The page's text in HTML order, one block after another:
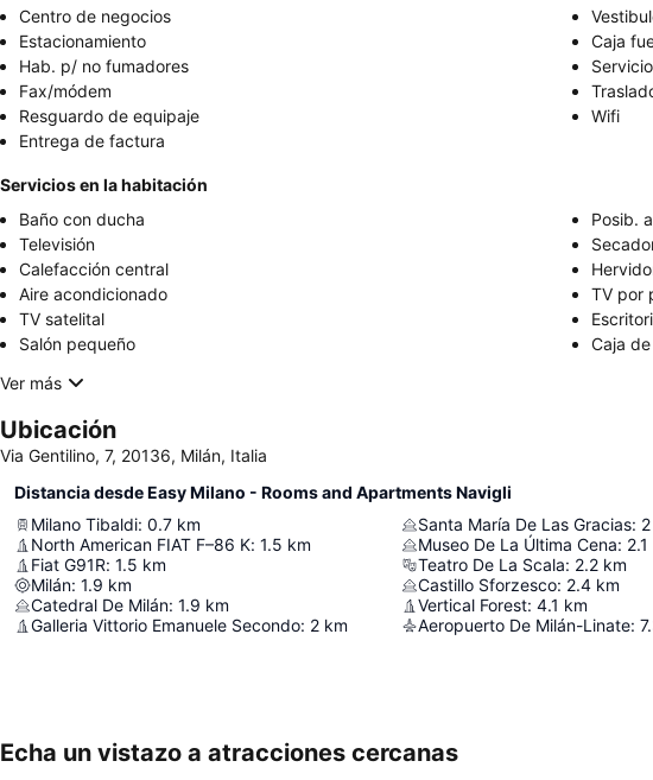
Centro de negocios
Estacionamiento
Caja
Hab. p/ no fumadores
Fax/módem
Resguardo de equipaje
Wifi
Entrega de factura
Servicios en la habitación
Baño con ducha
Posib.
Televisión
Calefacción central
Aire acondicionado
TV por
TV satelital
Salón pequeño
Caja
Ver más
Ubicación
Via Gentilino, 7, 20136, Milán, Italia
Distancia desde Easy Milano - Rooms and Apartments Navigli
Milano Tibaldi: 0.7 km
North American FIAT F–86 K: 1.5 km
Fiat G91R: 1.5 km
Milán: 1.9 km
Catedral De Milán: 1.9 km
Galleria Vittorio Emanuele Secondo: 2 km
Santa María De Las Gracias: 2
Museo De La Última Cena: 2.1
Teatro De La Scala: 2.2 km
Castillo Sforzesco: 2.4 km
Vertical Forest: 4.1 km
Aeropuerto De Milán-Linate:
Echa un vistazo a atracciones cercanas